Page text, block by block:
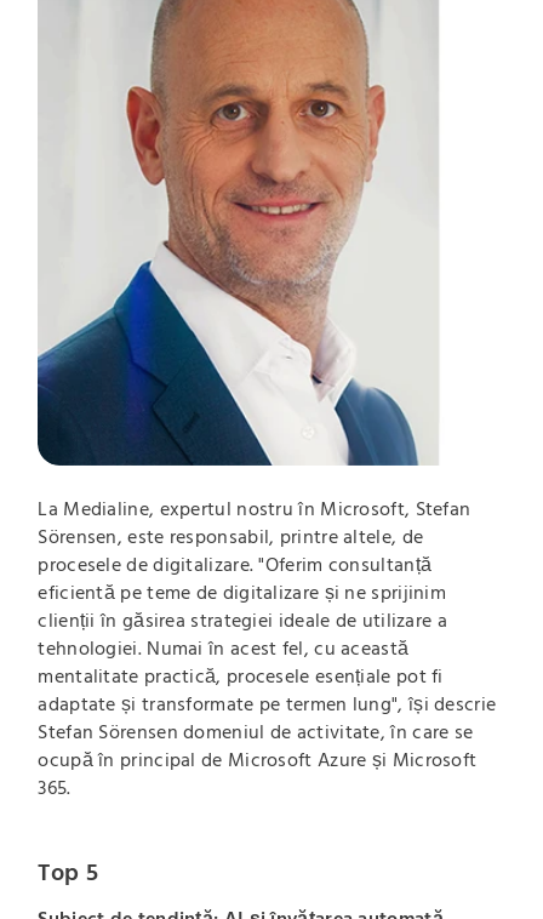
La Medialine, expertul nostru în Microsoft, Stefan
Sörensen, este responsabil, printre altele, de
procesele de digitalizare. "Oferim consultanță
eficientă pe teme de digitalizare și ne sprijinim
clienții în găsirea strategiei ideale de utilizare a
tehnologiei. Numai în acest fel, cu această
mentalitate practică, procesele esențiale pot fi
adaptate și transformate pe termen lung", își descrie
Stefan Sörensen domeniul de activitate, în care se
ocupă în principal de Microsoft Azure și Microsoft
365.
Top 5